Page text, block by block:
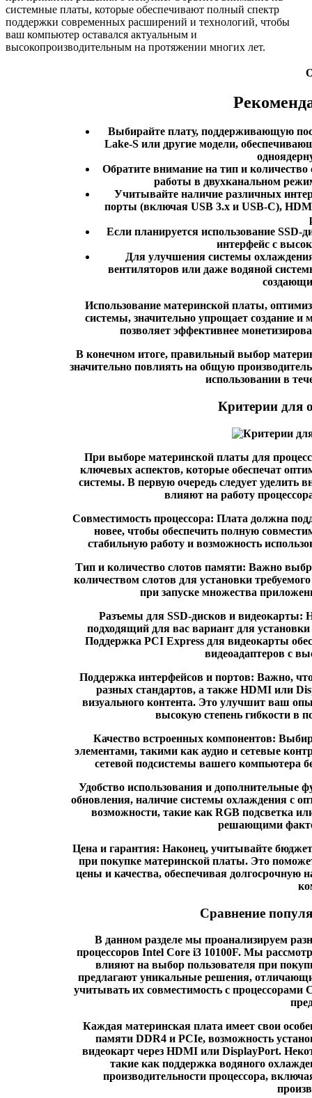
системные платы, которые обеспечивают полный спектр
поддержки современных расширений и технологий, чтобы
ваш компьютер оставался актуальным и
высокопроизводительным на протяжении многих лет.
Выбирайте плату, поддерживающую
Lake-S или другие модели,
Обратите внимание на тип и
работы в двухканальном
Учитывайте наличие различных
порты (включая USB 3.x и USB-C),
Если планируется использование SSD-
интерфейс с
Для улучшения системы
вентиляторов или даже водяной
Использование материнской платы,
системы, значительно упрощает создание и
позволяет эффективнее
В конечном итоге, правильный выбор
значительно повлиять на общую
использовании в
Критерии для
При выборе материнской платы для
ключевых аспектов, которые обеспечат
системы. В первую очередь следует
влияют на работу
Совместимость процессора: Плата должна
новее, чтобы обеспечить полную
стабильную работу и возможность
Тип и количество слотов памяти: Важно
количеством слотов для установки
при запуске множества
Разъемы для SSD-дисков и видеокарты:
подходящий для вас вариант для
Поддержка PCI Express для видеокарты
видеоадаптеров с
Поддержка интерфейсов и портов: Важно,
разных стандартов, а также HDMI или
визуального контента. Это улучшит ваш
высокую степень гибкости в
Качество встроенных компонентов:
элементами, такими как аудио и сетевые
сетевой подсистемы вашего компьютера
Удобство использования и дополнительные
обновления, наличие системы охлаждения с
возможности, такие как RGB подсветка
решающими
Цена и гарантия: Наконец, учитывайте
при покупке материнской платы. Это
цены и качества, обеспечивая долгосрочную
Сравнение
В данном разделе мы проанализируем
процессоров Intel Core i3 10100F. Мы
влияют на выбор пользователя при
предлагают уникальные решения,
учитывать их совместимость с
Каждая материнская плата имеет свои
памяти DDR4 и PCIe, возможность
видеокарт через HDMI или DisplayPort.
такие как поддержка водяного
производительности процессора,